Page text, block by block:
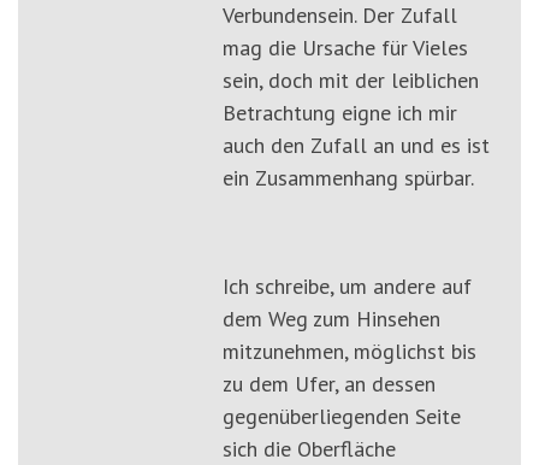
Verbundensein. Der Zufall
mag die Ursache für Vieles
sein, doch mit der leiblichen
Betrachtung eigne ich mir
auch den Zufall an und es ist
ein Zusammenhang spürbar.
Ich schreibe, um andere auf
dem Weg zum Hinsehen
mitzunehmen, möglichst bis
zu dem Ufer, an dessen
gegenüberliegenden Seite
sich die Oberfläche